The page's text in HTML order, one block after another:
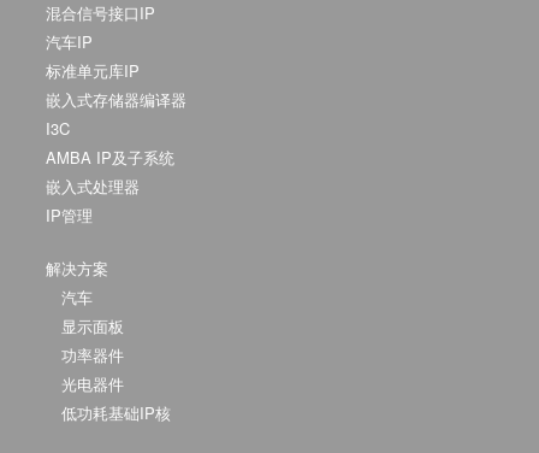
混合信号接口IP
汽车IP
标准单元库IP
嵌入式存储器编译器
I3C
AMBA IP及子系统
嵌入式处理器
IP管理
解决方案
汽车
显示面板
功率器件
光电器件
低功耗基础IP核